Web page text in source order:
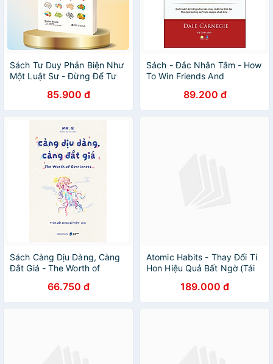
Sách Tư Duy Phản Biện Như
Một Luật Sư - Đừng Để Tư
Năng Xa Xỉ - Alpha Books
85.900 đ
Sách - Đắc Nhân Tâm - How
To Win Friends And
Ngữ Việt-Anh89.200 đ
Sách Càng Dịu Dàng, Càng
Đắt Giá - The Worth of
ngữ Việt-Anh66.750 đ
Atomic Habits - Thay Đổi Tí
Hon Hiệu Quả Bất Ngờ (Tái
189.000 đ